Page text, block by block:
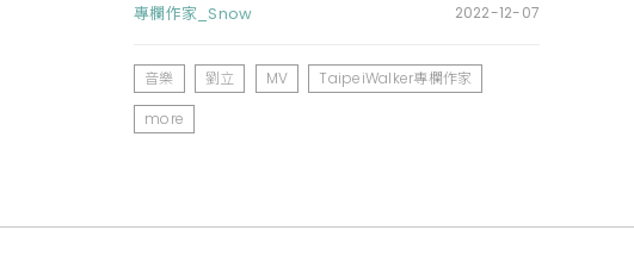
專欄作家_Snow 2022-12-07
音樂 劉立 MV
TaipeiWalker專欄作家
more